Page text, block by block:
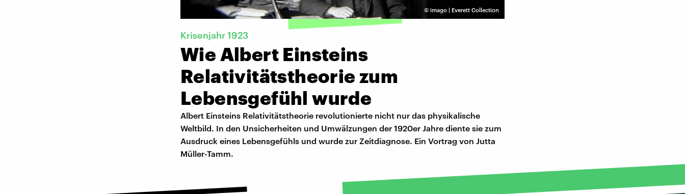
© imago | Everett Collection
Krisenjahr 1923
Wie Albert Einsteins
Relativitätstheorie zum
Lebensgefühl wurde
Albert Einsteins Relativitätstheorie revolutionierte nicht nur das physikalische
Weltbild. In den Unsicherheiten und Umwälzungen der 1920er Jahre diente sie zum
Ausdruck eines Lebensgefühls und wurde zur Zeitdiagnose. Ein Vortrag von Jutta
Müller-Tamm.